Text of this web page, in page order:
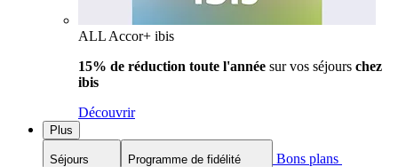
ALL Accor+ ibis
15% de réduction toute l'année sur vos séjours chez
ibis
Découvrir
Plus
Séjours Programme de fidélité
Bons plans